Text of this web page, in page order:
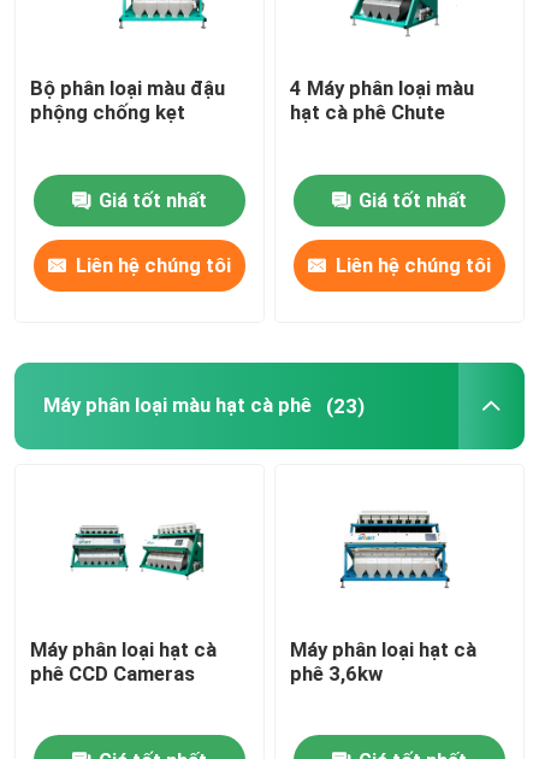
Bộ phân loại màu đậu
phộng chống kẹt
Giá tốt nhất
Liên hệ chúng tôi
4 Máy phân loại màu
hạt cà phê Chute
Giá tốt nhất
Liên hệ chúng tôi
Máy phân loại màu hạt cà phê (23)
Máy phân loại hạt cà
phê CCD Cameras
Máy phân loại hạt cà
phê 3,6kw